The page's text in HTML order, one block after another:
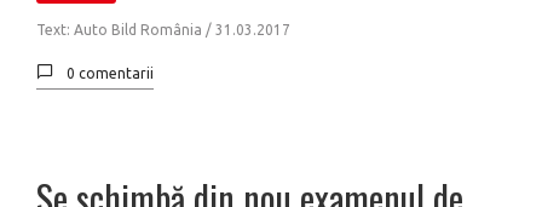
Text: Auto Bild România / 31.03.2017
0 comentarii